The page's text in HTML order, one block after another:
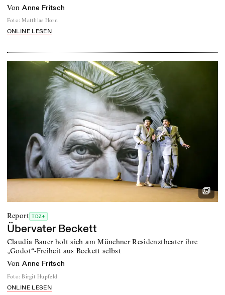
von Anne Fritsch
Foto: Matthias Horn
ONLINE LESEN
Report TDZ+
Übervater Beckett
Claudia Bauer holt sich am Münchner Residenztheater ihre
„Godot“-Freiheit aus Beckett selbst
von Anne Fritsch
Foto: Birgit Hupfeld
ONLINE LESEN